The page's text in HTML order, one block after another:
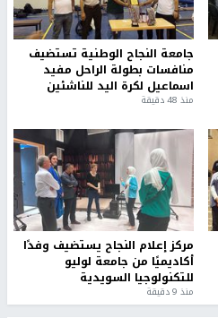
جامعة النجاح الوطنية تستضيف
منافسات بطولة الراحل مفيد
اسماعيل لكرة اليد للناشئين
منذ 48 دقيقة
مركز إعلام النجاح يستضيف وفدًا
أكاديميًا من جامعة لوليو
للتكنولوجيا السويدية
منذ 9 دقيقة